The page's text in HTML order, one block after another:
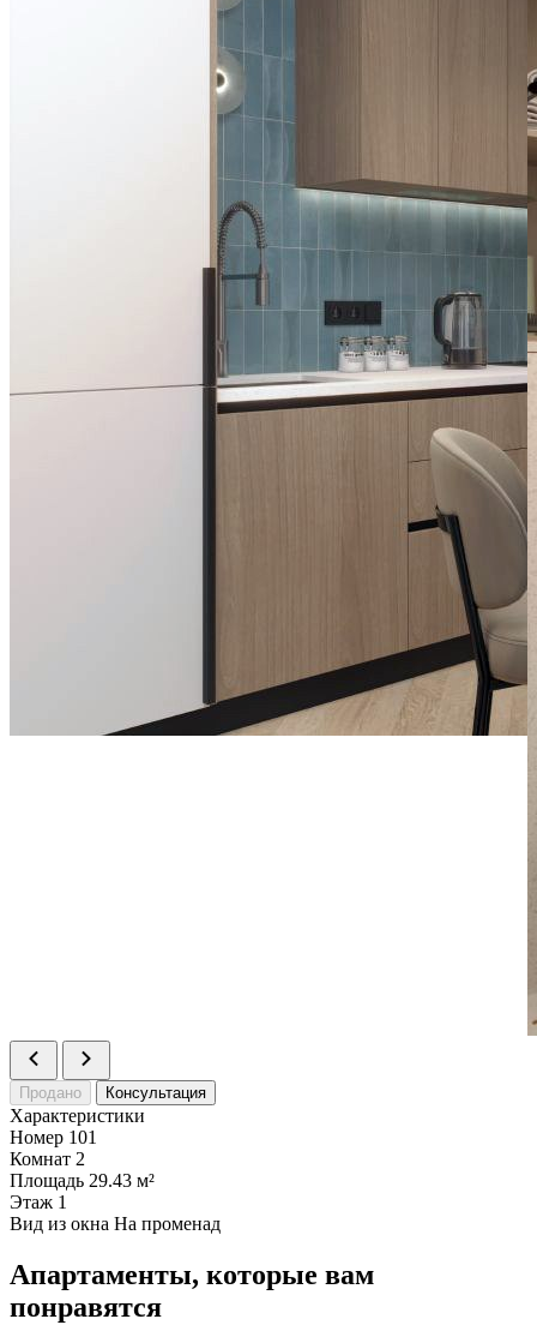
Продано Консультация
Характеристики
Номер 101
Комнат 2
Площадь 29.43 м²
Этаж 1
Вид из окна На променад
Апартаменты, которые вам
понравятся